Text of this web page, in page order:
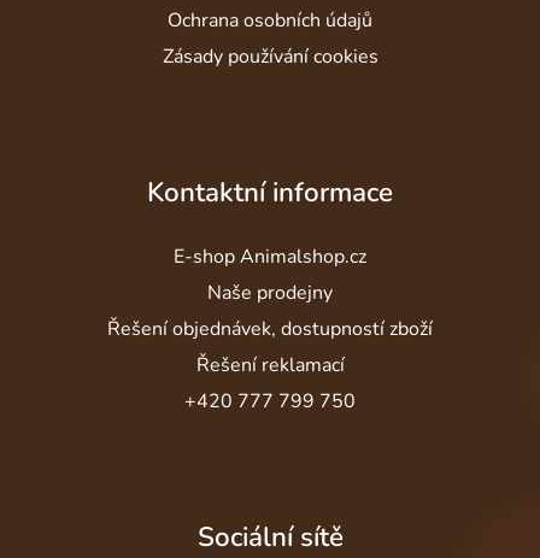
Ochrana osobních údajů
Zásady používání cookies
Kontaktní informace
E-shop Animalshop.cz
Naše prodejny
Řešení objednávek, dostupností zboží
Řešení reklamací
+420 777 799 750
Sociální sítě